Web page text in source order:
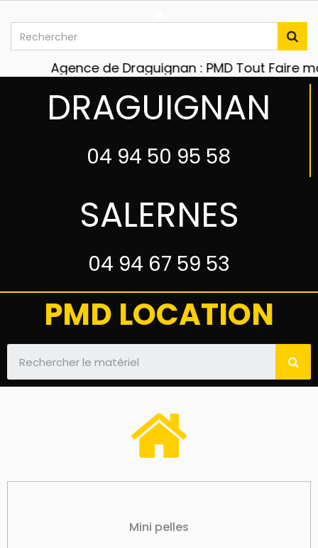
Agence de Draguignan : PMD Tout Faire
DRAGUIGNAN
04 94 50 95 58
SALERNES
04 94 67 59 53
PMD LOCATION
Mini pelles